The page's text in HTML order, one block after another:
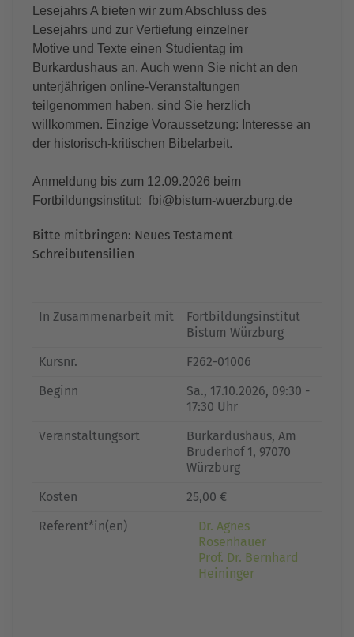
Lesejahrs A bieten wir zum Abschluss des
Lesejahrs und zur Vertiefung einzelner
Motive und Texte einen Studientag im
Burkardushaus an. Auch wenn Sie nicht an den
unterjährigen online-Veranstaltungen
teilgenommen haben, sind Sie herzlich
willkommen. Einzige Voraussetzung: Interesse an
der historisch-kritischen Bibelarbeit.
Anmeldung bis zum 12.09.2026 beim
Fortbildungsinstitut: fbi@bistum-wuerzburg.de
Bitte mitbringen: Neues Testament
Schreibutensilien
In Zusammenarbeit mit
Fortbildungsinstitut
Bistum Würzburg
Kursnr.
F262-01006
Beginn
Sa., 17.10.2026, 09:30 -
17:30 Uhr
Veranstaltungsort
Burkardushaus, Am
Bruderhof 1, 97070
Würzburg
Kosten
25,00 €
Referent*in(en)
Dr. Agnes
Rosenhauer
Prof. Dr. Bernhard
Heininger